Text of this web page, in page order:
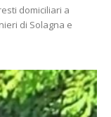
domiciliari a
di Solagna e